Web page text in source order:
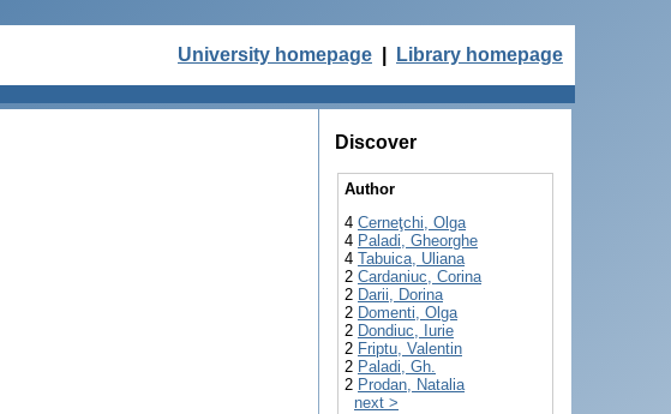
University homepage Library homepage
Discover
Author
4 Cerneţchi, Olga
4 Paladi, Gheorghe
4 Tabuica, Uliana
2 Cardaniuc, Corina
2 Darii, Dorina
2 Domenti, Olga
2 Dondiuc, Iurie
2 Friptu, Valentin
2 Paladi, Gh.
2 Prodan, Natalia
next >